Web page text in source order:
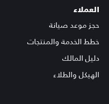
العملاء
حجز موعد صيانة
خطط الخدمة والمنتجات
دليل المالك
الهيكل والطلاء